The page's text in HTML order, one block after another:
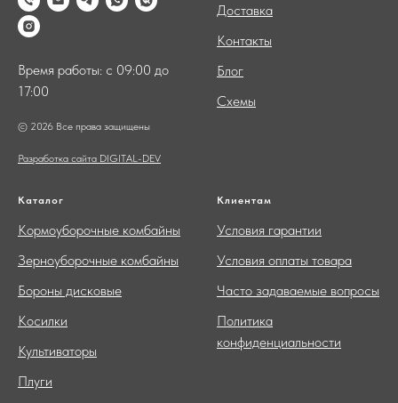
Время работы: с 09:00 до
17:00
© 2026 Все права защищены
Разработка сайта DIGITAL-DEV
Доставка
Контакты
Блог
Схемы
Каталог
Кормоуборочные комбайны
Зерноуборочные комбайны
Бороны дисковые
Косилки
Культиваторы
Плуги
Клиентам
Условия гарантии
Условия оплаты товара
Часто задаваемые вопросы
Политика
конфиденциальности